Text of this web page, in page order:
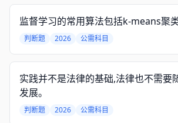
监督学习的常用算法包括k-means聚类
判断题 2026 公需科目
实践并不是法律的基础,法律也不需要
发展。
判断题 2026 公需科目